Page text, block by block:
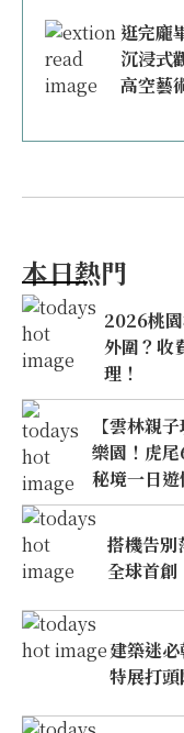
逛完龐
沉浸式
高空藝
本日熱門
2026桃
外圍？收
理！
【雲林親
樂園！虎
秘境一日
搭機告別
全球首
建築迷
特展打